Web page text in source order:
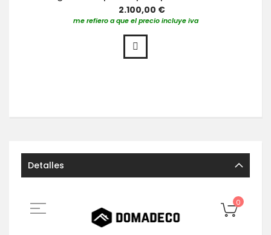
2.100,00 €
me refiero a que el precio incluye iva
Detalles